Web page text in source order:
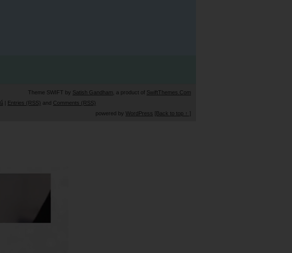
Theme SWIFT by Satish Gandham , a product of SwiftThemes.Com
| Entries (RSS) and Comments (RSS)
powered by WordPress [Back to top ↑ ]